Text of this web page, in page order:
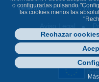
Teléfono: 91 649 70 00
Política de Cookies
o configurarlas pulsando
las cookies menos las
Rechazar